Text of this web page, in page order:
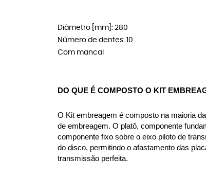
Diâmetro [mm]: 280
Número de dentes: 10
Com mancal
DO QUE É COMPOSTO O KIT
O Kit embreagem é composto na maioria
de embreagem. O platô, componente
componente fixo sobre o eixo piloto de
do disco, permitindo o afastamento das
transmissão perfeita.